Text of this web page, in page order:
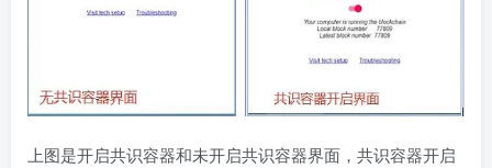
上图是开启共识容器和未开启共识容器界面，共识容器开启